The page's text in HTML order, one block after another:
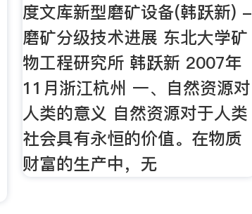
度文库新型磨矿设备(韩跃新) -
磨矿分级技术进展 东北大学矿
物工程研究所 韩跃新 2007年
11月浙江杭州 一、自然资源对
人类的意义 自然资源对于人类
社会具有永恒的价值。在物质
财富的生产中，无